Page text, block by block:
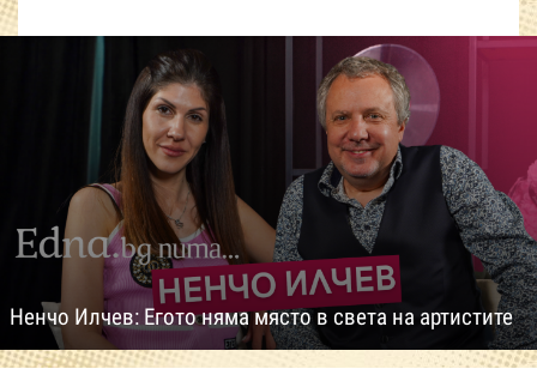
Ненчо Илчев: Егото няма място в света на артистите